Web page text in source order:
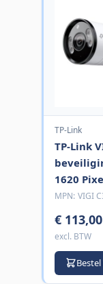
TP-Link
TP-Link
1620
MPN: VIGI
€ 113,00
excl. BTW